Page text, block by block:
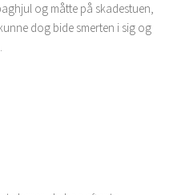
og måtte på skadestuen,
dog bide smerten i sig og